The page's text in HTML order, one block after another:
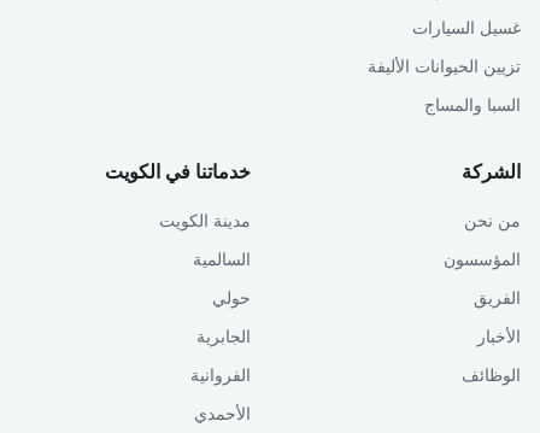
غسيل السيارات
تزيين الحيوانات الأليفة
السبا والمساج
الشركة
من نحن
المؤسسون
الفريق
الأخبار
الوظائف
خدماتنا في الكويت
مدينة الكويت
السالمية
حولي
الجابرية
الفروانية
الأحمدي